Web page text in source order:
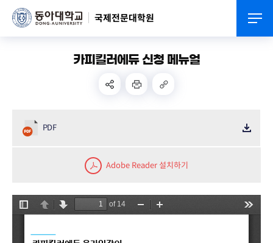
국제전문대학원
카피킬러에듀 신청 메뉴얼
PDF
Adobe Reader 설치하기